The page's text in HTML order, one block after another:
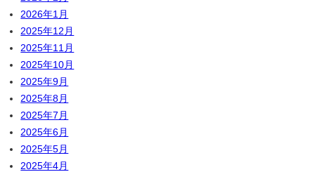
2026年1月
2025年12月
2025年11月
2025年10月
2025年9月
2025年8月
2025年7月
2025年6月
2025年5月
2025年4月